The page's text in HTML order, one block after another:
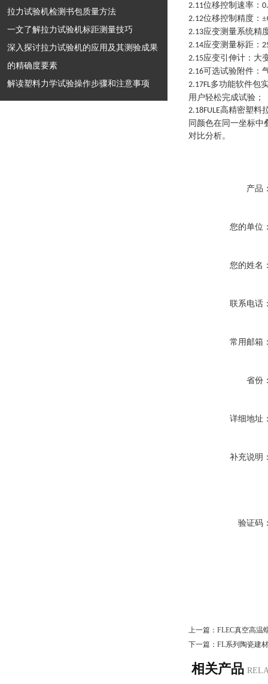
拉力试验机检测书包质量方法
一文了解拉力试验机标距测量技巧
深入探讨拉力试验机的应用及其测验成果
的精确度要素
解读塑料力学试验操作步骤和注意事项
2.11位移控制速率：
2.12位移控制精度：±
2.13应变测量系统精
2.14应变测量标距：
2.15应变引伸计：大
2.16可选试验附件：
2.17FL多功能软件包
用户轻松完成试验；
2.18FULE高精密塑料
同颜色在同一坐标
对比分析。
产品
您的单位
您的姓名
联系电话
常用邮箱
省份
详细地址
补充说明
验证码
上一篇： FLEC真空高温
下一篇： FL系列陶瓷建
相关产品